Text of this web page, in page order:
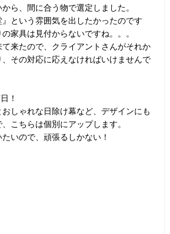
ら、間に合う物で選定しました。
という雰囲気を出したかったのです
家具は見付からないですね。。。
来たので、クライアントさんがそれか
その対応に応えなければいけませんで
！
しゃれな日除け幕など、デザインにも
こちらは個別にアップします。
いので、頑張るしかない！